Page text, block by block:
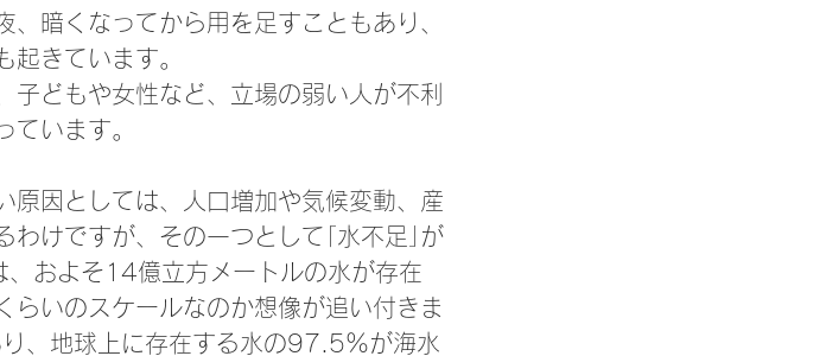
暗くなってから用を足すこともあり、
起きています。
どもや女性など、立場の弱い人が不利
ています。
原因としては、人口増加や気候変動、産
わけですが、その一つとして｢水不足｣が
、およそ14億立方メートルの水が存在
らいのスケールなのか想像が追い付きま
、地球上に存在する水の97.5％が海水